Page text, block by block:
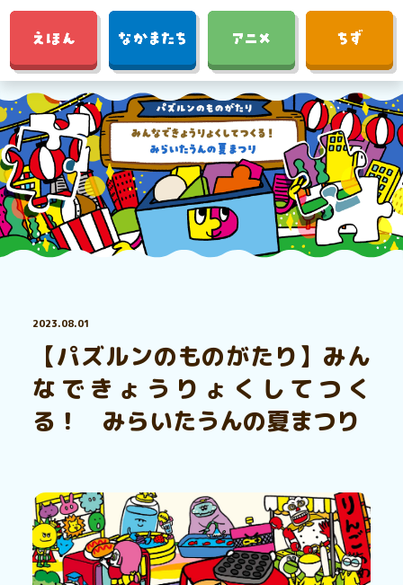
2023.08.01
【パズルンのものがたり】みん
なできょうりょくしてつく
る！ みらいたうんの夏まつり